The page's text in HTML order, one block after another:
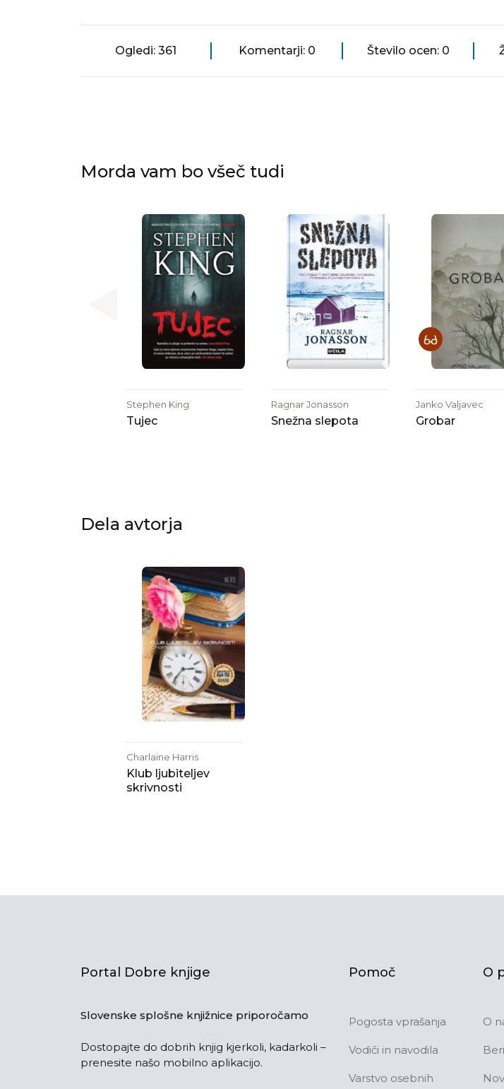
Ogledi: 361 Komentarji: 0 Število ocen: 0
Morda vam bo všeč tudi
Stephen King
Tujec
Ragnar Jonasson
Snežna slepota
Janko Valjavec
Grobar
Dela avtorja
Charlaine Harris
Klub ljubiteljev
skrivnosti
Portal Dobre knjige
Slovenske splošne knjižnice priporočamo
Dostopajte do dobrih knjig kjerkoli, kadarkoli –
prenesite našo mobilno aplikacijo.
Pomoč
Pogosta vprašanja
Vodiči in navodila
Varstvo osebnih
O
O